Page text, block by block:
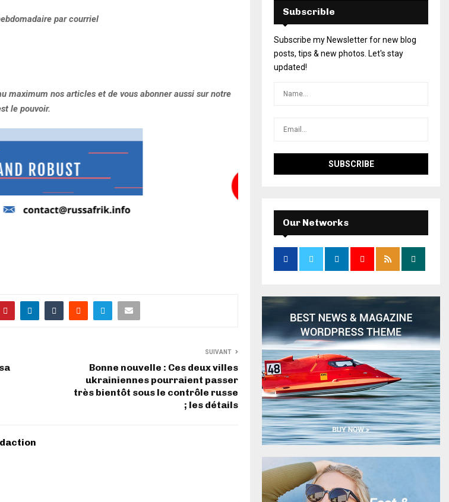
par courriel
maximum nos articles et de vous abonner aussi sur notre
le pouvoir.
SUIVANT
Bonne nouvelle : Ces deux villes
ukrainiennes pourraient passer
très bientôt sous le contrôle russe
; les détails
Subscrible
Subscribe my Newsletter for new blog
posts, tips & new photos. Let's stay
updated!
Our Networks